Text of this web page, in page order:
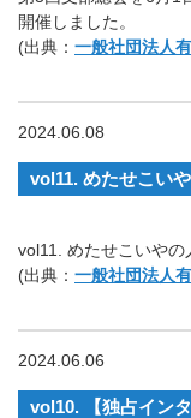
開催しました。
(出典： 一般社団法人
2024.06.08
vol11. めたせこい
vol11. めたせこいやの
(出典： 一般社団法人
2024.06.06
vol10. 【独占イン